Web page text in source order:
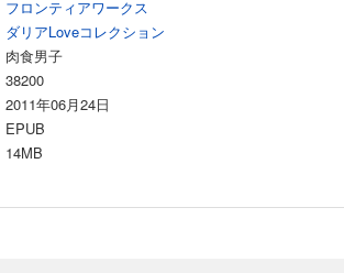
フロンティアワークス
ダリアLoveコレクション
肉食男子
38200
2011年06月24日
EPUB
14MB